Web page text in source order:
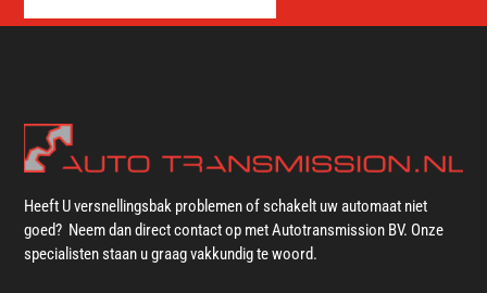
Heeft U versnellingsbak problemen of schakelt uw automaat niet
goed? Neem dan direct contact op met Autotransmission BV. Onze
specialisten staan u graag vakkundig te woord.